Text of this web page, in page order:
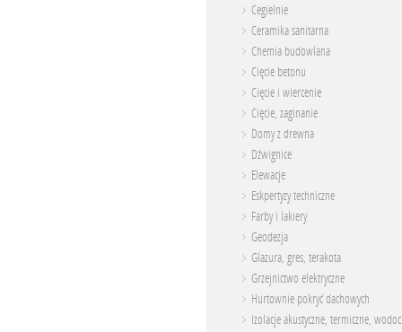
Cegielnie
Ceramika sanitarna
Chemia budowlana
Cięcie betonu
Cięcie i wiercenie
Cięcie, zaginanie
Domy z drewna
Dźwignice
Elewacje
Eskpertyzy techniczne
Farby i lakiery
Geodezja
Glazura, gres, terakota
Grzejnictwo elektryczne
Hurtownie pokryć dachowych
Izolacje akustyczne, termiczne,